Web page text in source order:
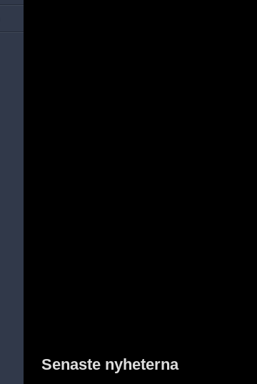
Senaste nyheterna